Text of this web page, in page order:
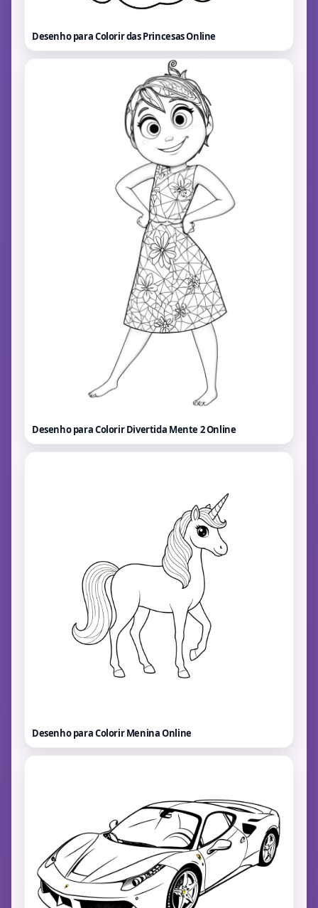
Desenho para Colorir das PrincesasOnline
Desenho para Colorir Divertida Mente 2Online
Desenho para Colorir MeninaOnline